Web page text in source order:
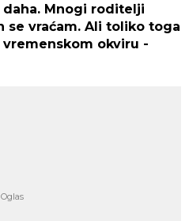
Mnogi roditelji
se vraćam. Ali toliko toga
okviru -